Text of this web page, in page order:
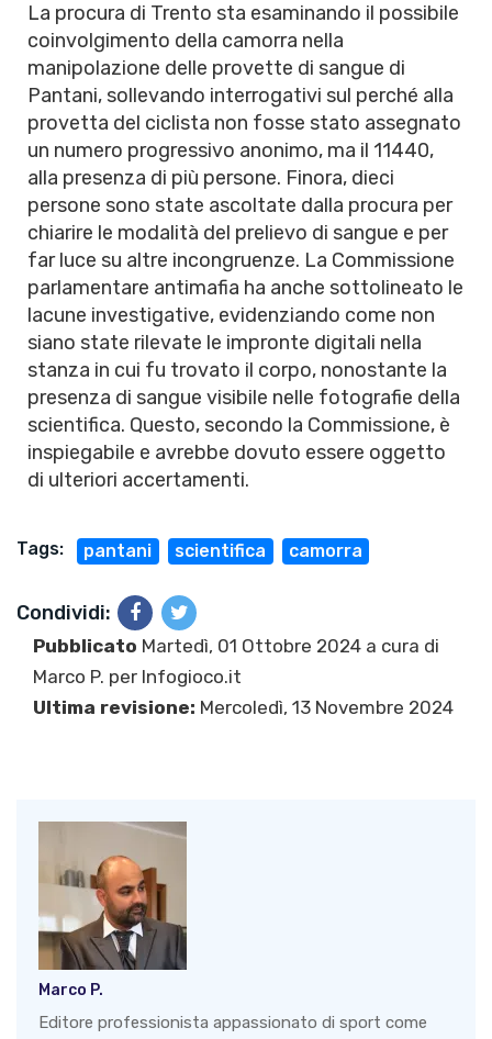
La procura di Trento sta esaminando il possibile
coinvolgimento della camorra nella
manipolazione delle provette di sangue di
Pantani, sollevando interrogativi sul perché alla
provetta del ciclista non fosse stato assegnato
un numero progressivo anonimo, ma il 11440,
alla presenza di più persone. Finora, dieci
persone sono state ascoltate dalla procura per
chiarire le modalità del prelievo di sangue e per
far luce su altre incongruenze. La Commissione
parlamentare antimafia ha anche sottolineato le
lacune investigative, evidenziando come non
siano state rilevate le impronte digitali nella
stanza in cui fu trovato il corpo, nonostante la
presenza di sangue visibile nelle fotografie della
scientifica. Questo, secondo la Commissione, è
inspiegabile e avrebbe dovuto essere oggetto
di ulteriori accertamenti.
Tags: pantani scientifica camorra
Condividi:
Pubblicato Martedì, 01 Ottobre 2024 a cura di
Marco P. per Infogioco.it
Ultima revisione: Mercoledì, 13 Novembre 2024
Marco P.
Editore professionista appassionato di sport come